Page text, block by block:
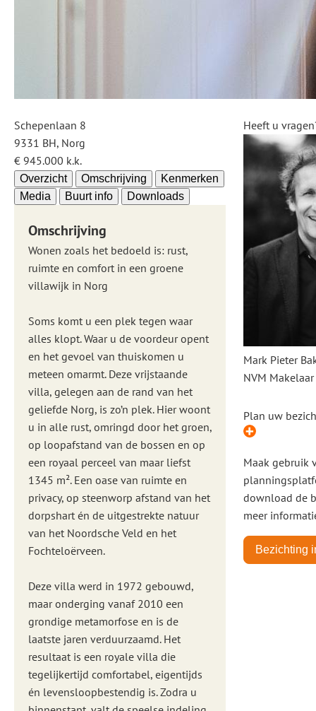
Schepenlaan 8
9331 BH, Norg
€ 945.000 k.k.
Overzicht Omschrijving
Kenmerken
Media
Buurt info Downloads
Omschrijving
Wonen zoals het bedoeld is: rust,
ruimte en comfort in een groene
villawijk in Norg
Soms komt u een plek tegen waar
alles klopt. Waar u de voordeur opent
en het gevoel van thuiskomen u
meteen omarmt. Deze vrijstaande
villa, gelegen aan de rand van het
geliefde Norg, is zo’n plek. Hier woont
u in alle rust, omringd door het groen,
op loopafstand van de bossen en op
een royaal perceel van maar liefst
1345 m². Een oase van ruimte en
privacy, op steenworp afstand van het
dorpshart én de uitgestrekte natuur
van het Noordsche Veld en het
Fochteloërveen.
Deze villa werd in 1972 gebouwd,
maar onderging vanaf 2010 een
grondige metamorfose en is de
laatste jaren verduurzaamd. Het
resultaat is een royale villa die
tegelijkertijd comfortabel, eigentijds
én levensloopbestendig is. Zodra u
Heeft u
Mark Pieter
NVM Makelaar
Plan uw
Maak gebruik
download de
meer
Bezichting